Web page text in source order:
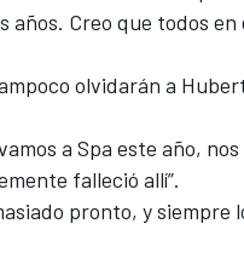
Creo que todos
olvidarán a
a Spa este año,
falleció allí”.
pronto, y siempre